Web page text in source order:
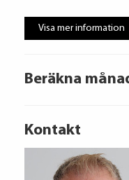
Beräkna
Visa mer information
Kontakt